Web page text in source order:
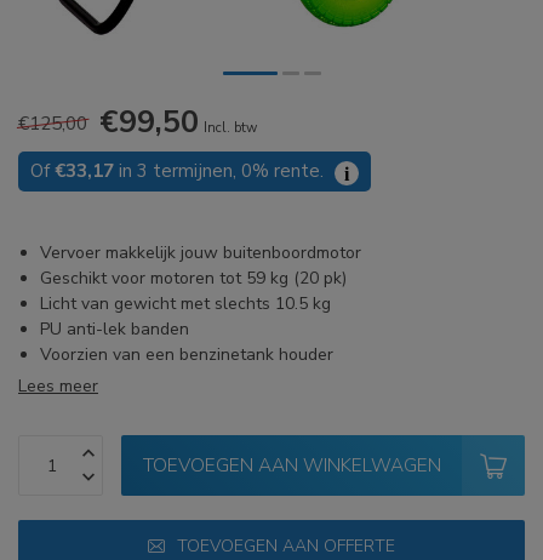
€125,00 €99,50 Incl. btw
Of€33,17 in 3 termijnen, 0% rente. i
Vervoer makkelijk jouw buitenboordmotor
Geschikt voor motoren tot 59 kg (20 pk)
Licht van gewicht met slechts 10.5 kg
PU anti-lek banden
Voorzien van een benzinetank houder
Lees meer
TOEVOEGEN AAN WINKELWAGEN
TOEVOEGEN AAN OFFERTE